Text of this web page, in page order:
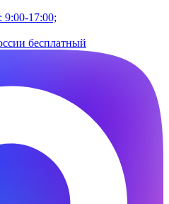
17:00;
бесплатный